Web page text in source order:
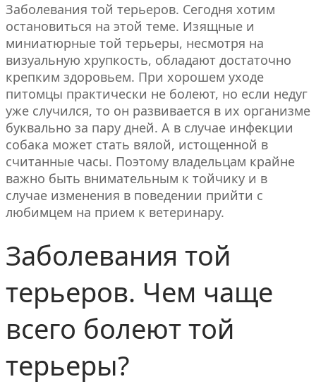
Заболевания той терьеров. Сегодня хотим
остановиться на этой теме. Изящные и
миниатюрные той терьеры, несмотря на
визуальную хрупкость, обладают достаточно
крепким здоровьем. При хорошем уходе
питомцы практически не болеют, но если недуг
уже случился, то он развивается в их организме
буквально за пару дней. А в случае инфекции
собака может стать вялой, истощенной в
считанные часы. Поэтому владельцам крайне
важно быть внимательным к тойчику и в
случае изменения в поведении прийти с
любимцем на прием к ветеринару.
Заболевания той
терьеров. Чем чаще
всего болеют той
терьеры?